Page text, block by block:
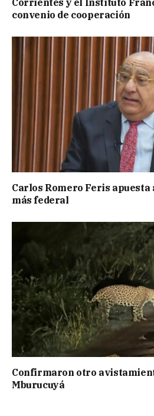
Corrientes y el Instituto
convenio de cooperación
Carlos Romero Feris apuesta
más federal
Confirmaron otro
Mburucuyá